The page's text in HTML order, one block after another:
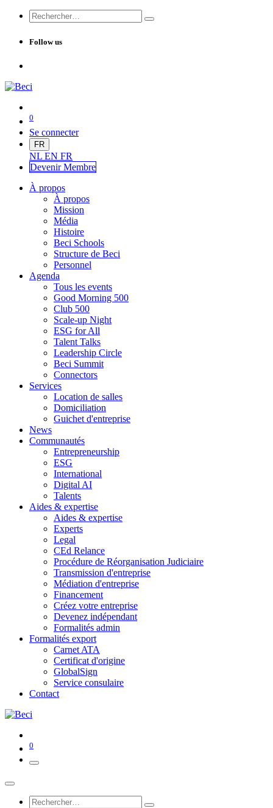
Follow us
0
Se connecter
FR
NL EN FR
Devenir Membre
À propos
À propos
Mission
Média
Histoire
Beci Schools
Structure de Beci
Personnel
Agenda
Tous les events
Good Morning 500
Club 500
Scale-up Night
ESG for All
Talent Talks
Leadership Circle
Beci Summit
Connectors
Services
Location de salles
Domiciliation
Guichet d'entreprise
News
Communautés
Entrepreneurship
ESG
International
Digital AI
Talents
Aides & expertise
Aides & expertise
Experts
Legal
CEd Relance
Procédure de Réorganisation Judiciaire
Transmission d'entreprise
Médiation d'entreprise
Financement
Créez votre entreprise
Devenez indépendant
Formalités admin
Formalités export
Carnet ATA
Certificat d'origine
GlobalSign
Service consulaire
Contact
0